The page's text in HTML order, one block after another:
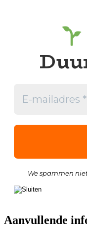
We spammen
Aanvullende